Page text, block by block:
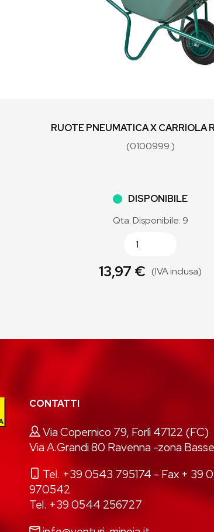
RUOTE PNEUMATICA X CARRIOLA
(0100999 )
DISPONIBILE
Qta. Disponibile: 9
13,97 € (IVA inclusa)
CONTATTI
Via Copernico 79, Forlì 47122 (FC)
Via A.Grandi 80 Ravenna -zona
Tel. +39 0543 795174 - Fax + 39
970542
Tel. +39 0544 256727